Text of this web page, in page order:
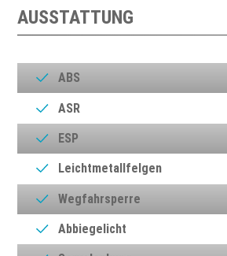
AUSSTATTUNG
ABS
ASR
ESP
Leichtmetallfelgen
Wegfahrsperre
Abbiegelicht